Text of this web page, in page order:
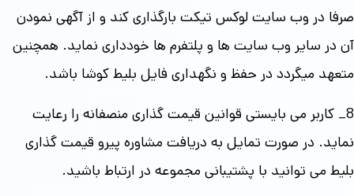
صرفا در وب سایت لوکس تیکت بارگذاری کند و از آگهی نمودن
آن در سایر وب سایت ها و پلتفرم ها خودداری نماید. همچنین
متعهد میگردد در حفظ و نگهداری فایل بلیط کوشا باشد.
8_ کاربر می بایستی قوانین قیمت گذاری منصفانه را رعایت
نماید. در صورت تمایل به دریافت مشاوره پیرو قیمت گذاری
بلیط می توانید با پشتیبانی مجموعه در ارتباط باشید.